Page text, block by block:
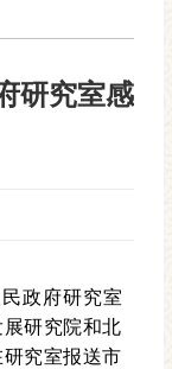
研究室感
政府研究室
研究院和北
究室报送市